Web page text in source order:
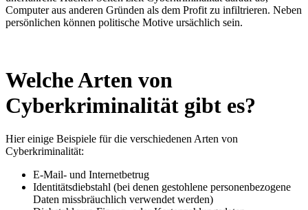
Computer aus anderen Gründen als dem Profit zu infiltrieren. Neben
persönlichen können politische Motive ursächlich sein.
Welche Arten von
Cyberkriminalität gibt es?
Hier einige Beispiele für die verschiedenen Arten von
Cyberkriminalität:
E-Mail- und Internetbetrug
Identitätsdiebstahl (bei denen gestohlene personenbezogene
Daten missbräuchlich verwendet werden)